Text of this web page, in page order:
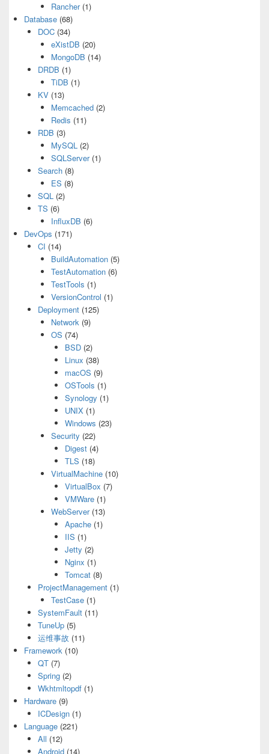
Rancher(1)
Database (68)
DOC(34)
eXistDB (20)
MongoDB (14)
DRDB (1)
TiDB (1)
KV(13)
Memcached (2)
Redis (11)
RDB (3)
MySQL (2)
SQLServer(1)
Search(8)
ES (8)
SQL (2)
TS (6)
InfluxDB (6)
DevOps (171)
CI (14)
BuildAutomation (5)
TestAutomation (6)
TestTools (1)
VersionControl (1)
Deployment(125)
Network (9)
OS (74)
BSD(2)
Linux (38)
macOS (9)
OSTools (1)
Synology (1)
UNIX (1)
Windows (23)
Security (22)
Digest(4)
TLS (18)
VirtualMachine (10)
VirtualBox (7)
VMWare(1)
WebServer(13)
Apache(1)
IIS (1)
Jetty (2)
Nginx (1)
Tomcat(8)
ProjectManagement(1)
TestCase (1)
SystemFault(11)
TuneUp(5)
运维事故 (11)
Framework (10)
QT(7)
Spring(2)
Wkhtmltopdf(1)
Hardware (9)
ICDesign(1)
Language (221)
All (12)
Android(14)